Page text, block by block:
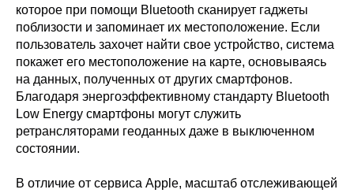
которое при помощи Bluetooth сканирует гаджеты
поблизости и запоминает их местоположение. Если
пользователь захочет найти свое устройство, система
покажет его местоположение на карте, основываясь
на данных, полученных от других смартфонов.
Благодаря энергоэффективному стандарту Bluetooth
Low Energy смартфоны могут служить
ретрансляторами геоданных даже в выключенном
состоянии.
В отличие от сервиса Apple, масштаб отслеживающей